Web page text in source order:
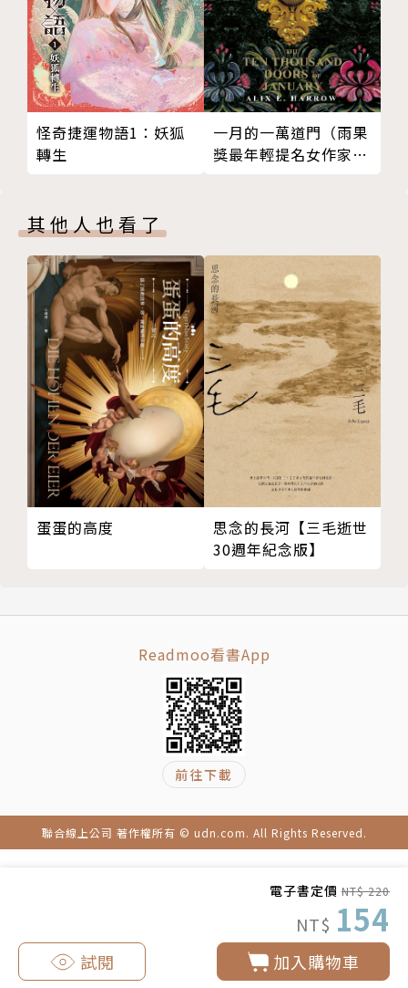
電子書定價 NT$ 220
NT$ 154
加入購物車
試閱
黃易涉獵廣博，藝術、文史、玄學、五行術數、周易佛
理，皆是他所熱愛鑽研的範疇，更以此為基礎，在武俠
文學中開創出獨特的玄幻與架空武俠之恢弘格局。第一
部長篇鉅著《覆雨翻雲》出版，便風靡了無數武俠讀
者；之後以穿越至戰國時代的《尋秦記》，以及以隋末
諸雄逐鹿中原為主軸的《大唐雙龍傳》，更是屢創傳
武俠熱情，更吸引電玩與電視競相合作，成為繼金庸、
古龍之後的武俠巨擘。
黃易的武俠小說常以歷史為主軸，更架空整個大時代為
背景，氣勢磅礡之餘，卻又不為龐雜的架構所拘，反以
快節奏的情節推演、現代電影畫面式的靈活敘事，使得
整個時空皆隨著主角緊湊而生動地轉動起來；再加上獨
一無二的高手過招心戰爭鋒，無人能比的狂烈群戰，直
至百萬雄師的歷史血戰，更令讀者深深陷入其構築的武
俠世界裡。強烈而迷人的風格，不斷創新的武道，解構
歷史、探索人心的鋒銳，使得黃易二十多年來武俠文學
界旗手的地位屹立不墜。
怪奇捷運物語1：妖狐
轉生
一月的一萬道門（雨果
獎最年輕提名女作家，
其他人也看了
蛋蛋的高度
思念的長河【三毛逝世
30週年紀念版】
Readmoo看書App
前往下載
聯合線上公司 著作權所有 © udn.com. All Rights Reserved.